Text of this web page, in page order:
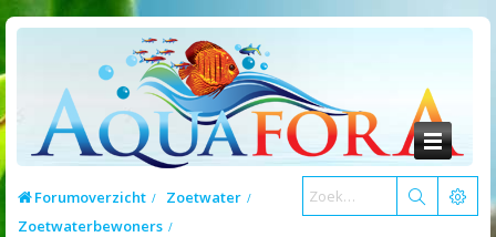
Forumoverzicht
Zoetwater
Zoetwaterbewoners